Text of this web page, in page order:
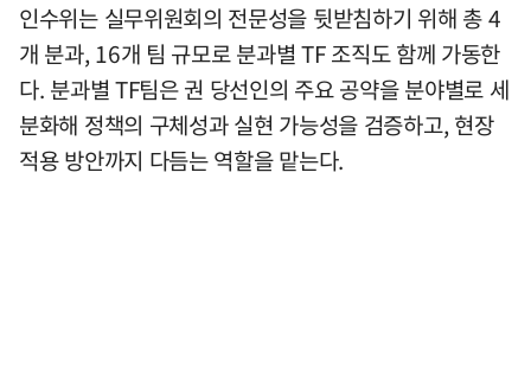
인수위는 실무위원회의 전문성을 뒷받침하기 위해 총 4
개 분과, 16개 팀 규모로 분과별 TF 조직도 함께 가동한
다. 분과별 TF팀은 권 당선인의 주요 공약을 분야별로 세
분화해 정책의 구체성과 실현 가능성을 검증하고, 현장
적용 방안까지 다듬는 역할을 맡는다.